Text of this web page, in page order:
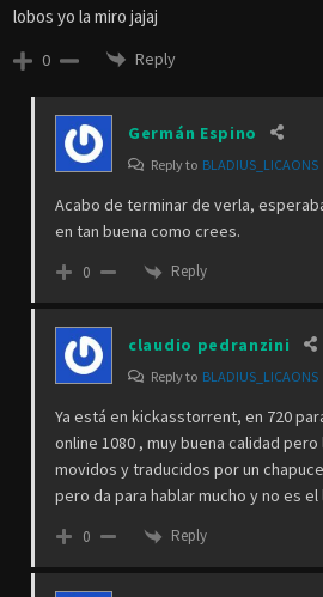
lobos yo la miro jajaj
0 Reply
Germán Espino
Reply to BLADIUS_LICAONS
Acabo de terminar de verla,
en tan buena como crees.
0 Reply
claudio pedranzini
Reply to BLADIUS_LICAONS
Ya está en kickasstorrent, en 720
online 1080 , muy buena calidad
movidos y traducidos por un
pero da para hablar mucho y no es el
0 Reply